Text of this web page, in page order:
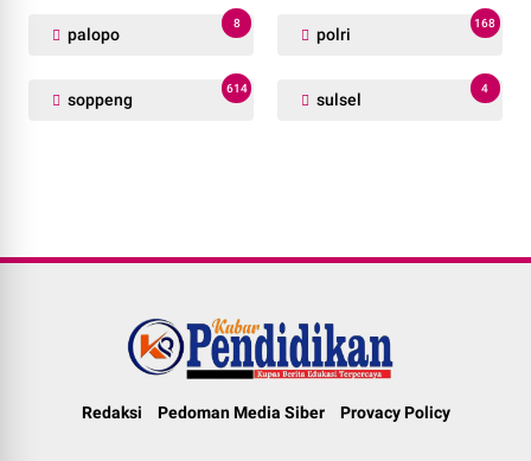
palopo
8
polri
168
soppeng
614
sulsel
4
Redaksi Pedoman Media Siber Provacy Policy